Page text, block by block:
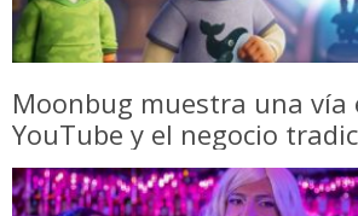
Moonbug muestra una vía
YouTube y el negocio